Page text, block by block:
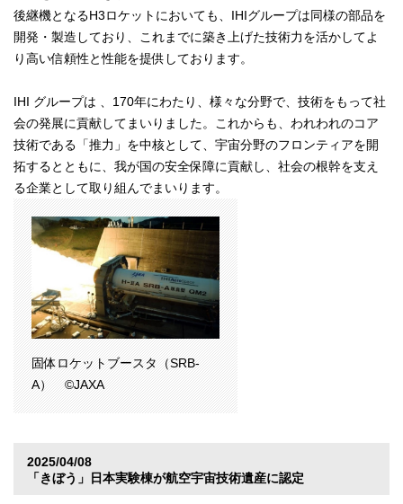
後継機となるH3ロケットにおいても、IHIグループは同様の部品を
開発・製造しており、これまでに築き上げた技術力を活かしてよ
り高い信頼性と性能を提供しております。
IHI グループは 、170年にわたり、様々な分野で、技術をもって社
会の発展に貢献してまいりました。これからも、われわれのコア
技術である「推力」を中核として、宇宙分野のフロンティアを開
拓するとともに、我が国の安全保障に貢献し、社会の根幹を支え
る企業として取り組んでまいります。
固体ロケットブースタ（SRB-
A） ©JAXA
2025/04/08
「きぼう」日本実験棟が航空宇宙技術遺産に認定